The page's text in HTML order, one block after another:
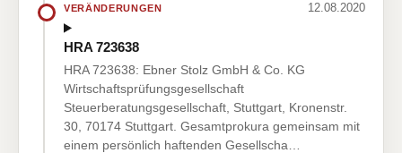
VERÄNDERUNGEN 12.08.2020
HRA 723638
HRA 723638: Ebner Stolz GmbH & Co. KG
Wirtschaftsprüfungsgesellschaft
Steuerberatungsgesellschaft, Stuttgart, Kronenstr.
30, 70174 Stuttgart. Gesamtprokura gemeinsam mit
einem persönlich haftenden Gesellscha…